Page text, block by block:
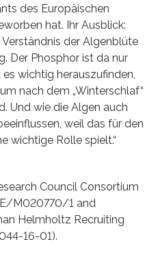
des Europäischen
hat. Ihr Ausblick:
Verständnis der Algenblüte
Der Phosphor ist da nur
wichtig herauszufinden,
nach dem „Winterschlaf“
Und wie die Algen auch
weil das für den
wichtige Rolle spielt.“
Council Consortium
M020770/1 and
Helmholtz Recruiting
16-01).